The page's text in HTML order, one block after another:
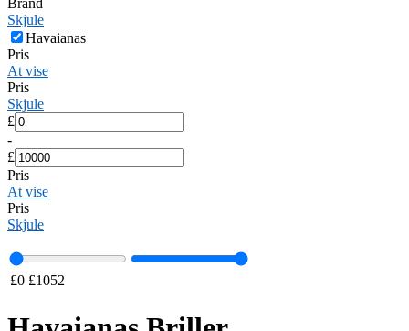
Brand
Skjule
Havaianas
Pris
At vise
Pris
Skjule
£
-
£
Pris
At vise
Pris
Skjule
£0 £1052